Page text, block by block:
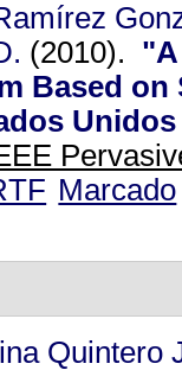
(2010).
Based on
Unidos
Marcado
Quintero